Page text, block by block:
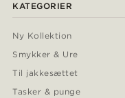
KATEGORIER
Ny Kollektion
Smykker & Ure
Til jakkesættet
Tasker & punge